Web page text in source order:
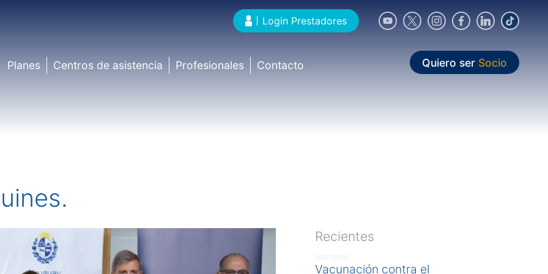
Login Prestadores
Planes Centros de asistencia Profesionales Contacto Quiero ser Socio
Recientes
28/07/2026
Vacunación contra el